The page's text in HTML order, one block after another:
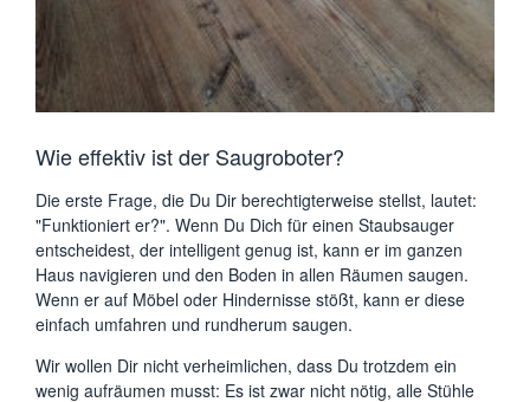
Wie effektiv ist der Saugroboter?
Die erste Frage, die Du Dir berechtigterweise stellst, lautet:
"Funktioniert er?". Wenn Du Dich für einen Staubsauger
entscheidest, der intelligent genug ist, kann er im ganzen
Haus navigieren und den Boden in allen Räumen saugen.
Wenn er auf Möbel oder Hindernisse stößt, kann er diese
einfach umfahren und rundherum saugen.
Wir wollen Dir nicht verheimlichen, dass Du trotzdem ein
wenig aufräumen musst: Es ist zwar nicht nötig, alle Stühle